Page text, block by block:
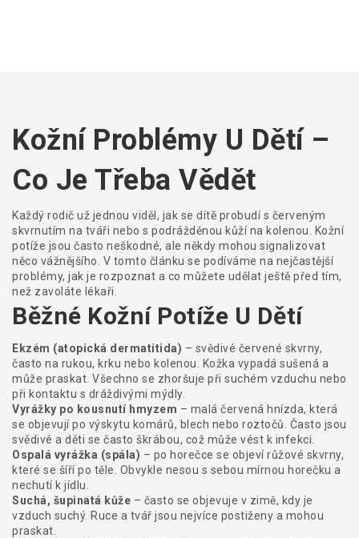
Kožní Problémy U Dětí –
Co Je Třeba Vědět
Každý rodič už jednou viděl, jak se dítě probudí s červeným
skvrnutím na tváři nebo s podrážděnou kůží na kolenou. Kožní
potíže jsou často neškodné, ale někdy mohou signalizovat
něco vážnějšího. V tomto článku se podíváme na nejčastější
problémy, jak je rozpoznat a co můžete udělat ještě před tím,
než zavoláte lékaři.
Běžné Kožní Potíže U Dětí
Ekzém (atopická dermatitida) – svědivé červené skvrny,
často na rukou, krku nebo kolenou. Kožka vypadá sušená a
může praskat. Všechno se zhoršuje při suchém vzduchu nebo
při kontaktu s dráždivými mýdly.
Vyrážky po kousnutí hmyzem – malá červená hnízda, která
se objevují po výskytu komárů, blech nebo roztočů. Často jsou
svědivé a děti se často škrábou, což může vést k infekci.
Ospalá vyrážka (spála) – po horečce se objeví růžové skvrny,
které se šíří po těle. Obvykle nesou s sebou mírnou horečku a
nechutí k jídlu.
Suchá, šupinatá kůže – často se objevuje v zimě, kdy je
vzduch suchý. Ruce a tvář jsou nejvíce postiženy a mohou
praskat.